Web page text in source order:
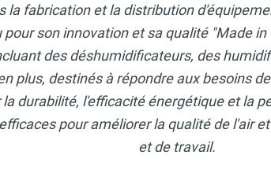
la fabrication et la distribution
pour son innovation et sa qualité "Made in
des déshumidificateurs, des
plus, destinés à répondre aux besoins
durabilité, l'efficacité énergétique et la
pour améliorer la qualité de l'air
et de travail.